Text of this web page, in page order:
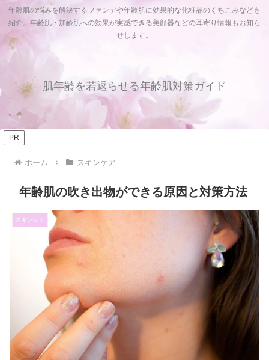
年齢肌の悩みを解決するファンデや年齢肌に効果的な化粧品のくちこみなども
紹介。年齢肌・加齢肌への効果が実感できる美顔器などの耳寄り情報もお知ら
せします。
肌年齢を若返らせる年齢肌対策ガイド
PR
ホーム スキンケア
年齢肌の吹き出物ができる原因と対策方法
スキンケア